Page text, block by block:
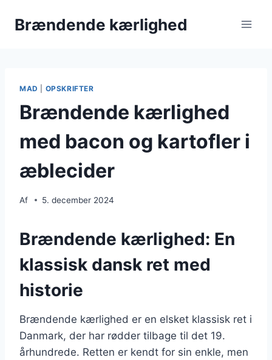
Brændende kærlighed
MAD OPSKRIFTER
Brændende kærlighed
med bacon og kartofler i
æblecider
Af 5. december 2024
Brændende kærlighed: En
klassisk dansk ret med
historie
Brændende kærlighed er en elsket klassisk ret i
Danmark, der har rødder tilbage til det 19.
århundrede. Retten er kendt for sin enkle, men